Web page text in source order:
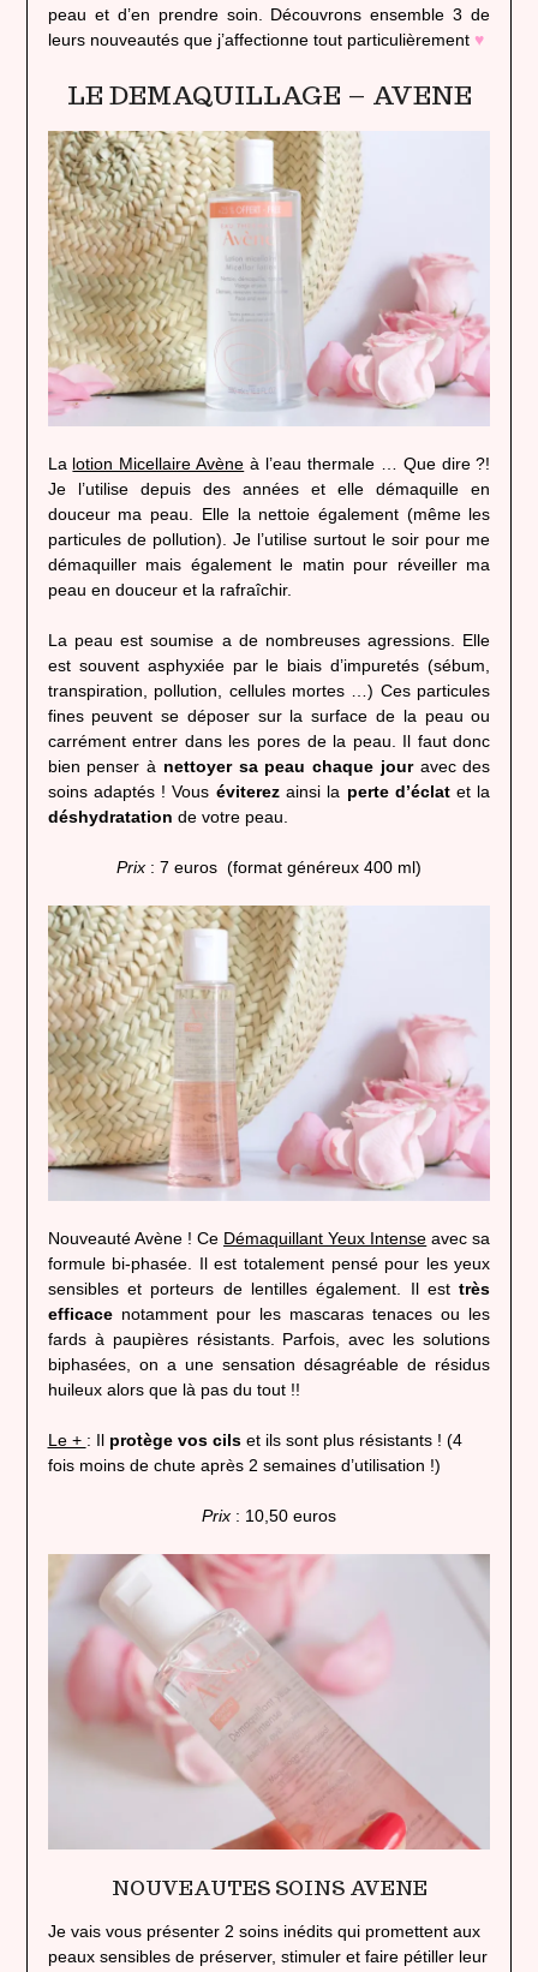
peau et d’en prendre soin. Découvrons ensemble 3 de
leurs nouveautés que j’affectionne tout particulièrement ♥
LE DEMAQUILLAGE – AVENE
La lotion Micellaire Avène à l’eau thermale … Que dire ?!
Je l’utilise depuis des années et elle démaquille en
douceur ma peau. Elle la nettoie également (même les
particules de pollution). Je l’utilise surtout le soir pour me
démaquiller mais également le matin pour réveiller ma
peau en douceur et la rafraîchir.
La peau est soumise a de nombreuses agressions. Elle
est souvent asphyxiée par le biais d’impuretés (sébum,
transpiration, pollution, cellules mortes …) Ces particules
fines peuvent se déposer sur la surface de la peau ou
carrément entrer dans les pores de la peau. Il faut donc
bien penser à nettoyer sa peau chaque jouravec des
soins adaptés ! Vous éviterezainsi la perte d’éclatet la
déshydratation de votre peau.
Prix : 7 euros (format généreux 400 ml)
Nouveauté Avène ! Ce Démaquillant Yeux Intense avec sa
formule bi-phasée. Il est totalement pensé pour les yeux
sensibles et porteurs de lentilles également. Il esttrès
efficacenotamment pour les mascaras tenaces ou les
fards à paupières résistants. Parfois, avec les solutions
biphasées, on a une sensation désagréable de résidus
huileux alors que là pas du tout !!
Le + : Il protège vos cilset ils sont plus résistants ! (4
fois moins de chute après 2 semaines d’utilisation !)
Prix : 10,50 euros
NOUVEAUTES SOINS AVENE
Je vais vous présenter 2 soins inédits qui promettent aux
peaux sensibles de préserver, stimuler et faire pétiller leur